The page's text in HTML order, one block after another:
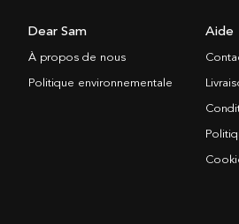
Dear Sam
À propos de nous
Politique environnementale
Aide